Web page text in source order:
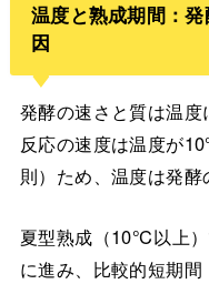
温度と熟成期間：
因
発酵の速さと質は温
反応の速度は温度が
則）ため、温度は発酵
夏型熟成（10℃以上
に進み、比較的短期間